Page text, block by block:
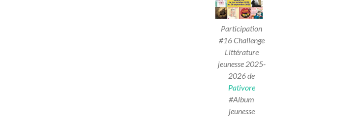
Participation
#16 Challenge
Littérature
jeunesse 2025-
2026 de
Pativore
#Album
jeunesse